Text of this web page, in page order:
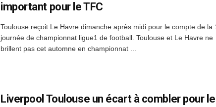
important pour le TFC
Toulouse reçoit Le Havre dimanche après midi pour le compte de la
journée de championnat ligue1 de football. Toulouse et Le Havre ne
brillent pas cet automne en championnat ...
Liverpool Toulouse un écart à combler pour le